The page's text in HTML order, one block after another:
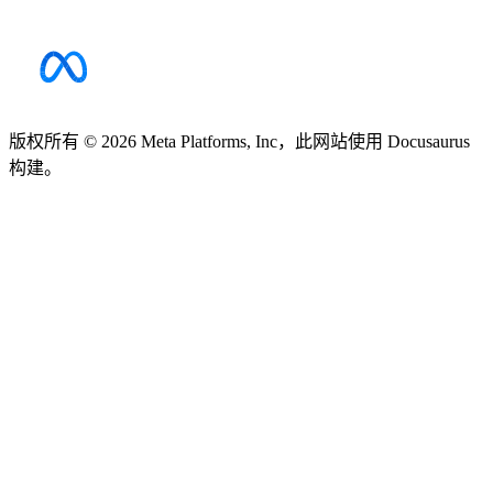
版权所有 © 2026 Meta Platforms, Inc，此网站使用 Docusaurus
构建。